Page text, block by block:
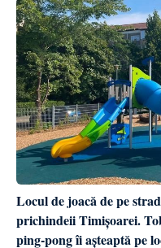
Locul de joacă de pe
prichindeii Timișoarei.
ping-pong îi așteaptă pe